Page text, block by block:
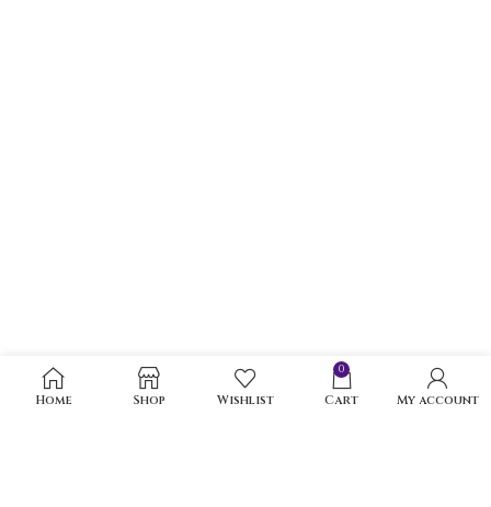
Home Shop Wishlist
0
Cart My account